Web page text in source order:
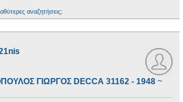
αναζητήσεις;
ΓΙΩΡΓΟΣ DECCA 31162 - 1948 ~